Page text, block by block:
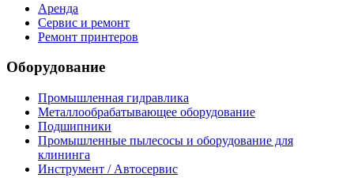
Аренда
Сервис и ремонт
Ремонт принтеров
Оборудование
Промышленная гидравлика
Металлообрабатывающее оборудование
Подшипники
Промышленные пылесосы и оборудование для
клининга
Инструмент / Автосервис